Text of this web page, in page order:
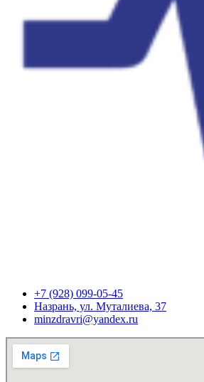
+7 (928) 099-05-45
Назрань, ул. Муталиева, 37
minzdravri@yandex.ru